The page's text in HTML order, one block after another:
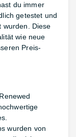
du immer
getestet und
wurden. Diese
wie neue
Preis-
wurden von